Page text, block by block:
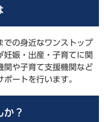
の身近なワンストップ
妊娠・出産・子育てに関
関や子育て支援機関など
ートを行います。
か？